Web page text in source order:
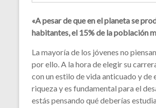
«A pesar de que en el planeta se
habitantes, el 15% de la población
La mayoría de los jóvenes no
por ello. A la hora de elegir su
con un estilo de vida anticuado y de
riqueza y es fundamental para el
estás pensando qué deberías